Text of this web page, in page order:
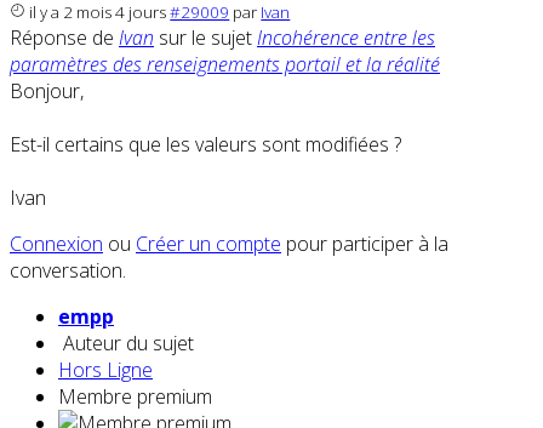
il y a 2 mois 4 jours#29009 par Ivan
Réponse de Ivan sur le sujetIncohérence entre les
paramètres des renseignements portail et la réalité
Bonjour,
Est-il certains que les valeurs sont modifiées ?
Ivan
Connexion ou Créer un compte pour participer à la
conversation.
empp
Auteur du sujet
Hors Ligne
Membre premium